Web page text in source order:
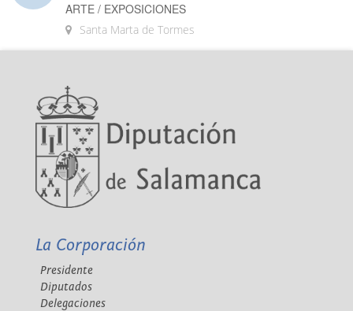
ARTE / EXPOSICIONES
Santa Marta de Tormes
La Corporación
Presidente
Diputados
Delegaciones